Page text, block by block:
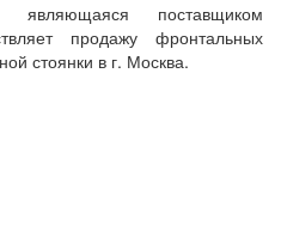
являющаяся поставщиком
продажу фронтальных
стоянки в г. Москва.